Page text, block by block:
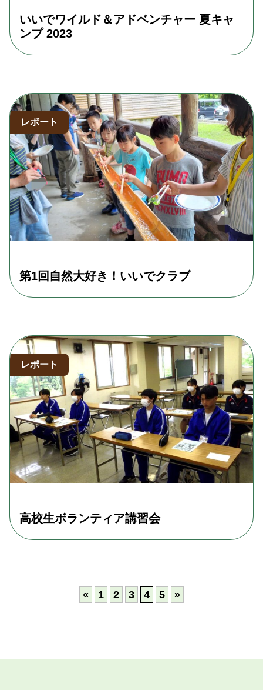
いいでワイルド＆アドベンチャー 夏キャ
ンプ 2023
レポート
第1回自然大好き！いいでクラブ
レポート
高校生ボランティア講習会
« 1 2 3 4 5 »